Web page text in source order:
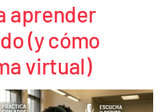
aprender
(y cómo
virtual)